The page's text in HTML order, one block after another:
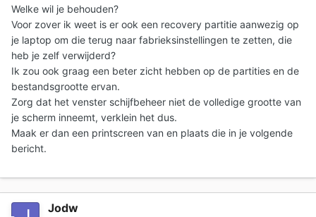
Welke wil je behouden?
Voor zover ik weet is er ook een recovery partitie aanwezig op
je laptop om die terug naar fabrieksinstellingen te zetten, die
heb je zelf verwijderd?
Ik zou ook graag een beter zicht hebben op de partities en de
bestandsgrootte ervan.
Zorg dat het venster schijfbeheer niet de volledige grootte van
je scherm inneemt, verklein het dus.
Maak er dan een printscreen van en plaats die in je volgende
bericht.
Jodw